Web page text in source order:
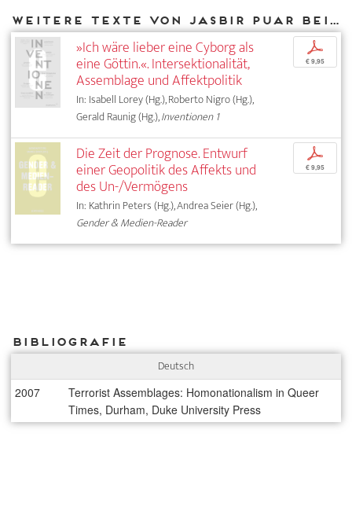
Weitere Texte von Jasbir Puar bei DIAPHANES
»Ich wäre lieber eine Cyborg als
eine Göttin.«. Intersektionalität,
Assemblage und Affektpolitik
In: Isabell Lorey (Hg.), Roberto Nigro (Hg.),
Gerald Raunig (Hg.),Inventionen 1
p
€ 9,95
Die Zeit der Prognose. Entwurf
einer Geopolitik des Affekts und
des Un-/Vermögens
In: Kathrin Peters (Hg.), Andrea Seier (Hg.),
Gender & Medien-Reader
p
€ 9,95
Bibliografie
Deutsch
2007
Terrorist Assemblages: Homonationalism in Queer
Times, Durham, Duke University Press